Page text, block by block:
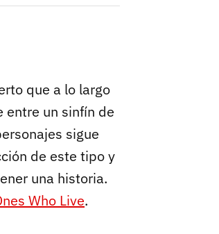
que a lo largo
entre un sinfín de
sigue
de este tipo y
una historia.
Who Live.